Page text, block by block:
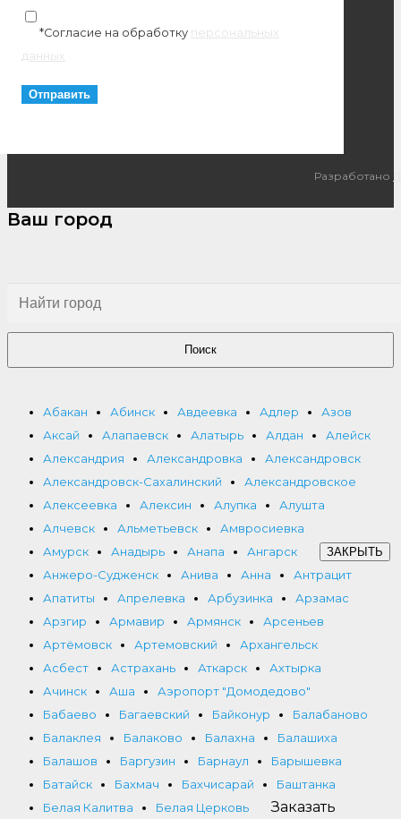
*Согласие на обработку персональных
данных
Разработано
Ваш город
Поиск
Абакан Абинск Авдеевка Адлер
Азов
Аксай
Алапаевск Алатырь Алдан
Алейск
Александрия
Александровка
Александровск
Александровск-Сахалинский
Александровское
Алексеевка
Алексин Алупка
Алушта
Алчевск
Альметьевск
Амвросиевка
Амурск
Анадырь Анапа
Ангарск
Анжеро-Судженск
Анива Анна
Антрацит
Апатиты
Апрелевка Арбузинка
Арзамас
Арзгир
Армавир Армянск
Арсеньев
Артёмовск
Артемовский
Архангельск
Асбест
Астрахань Аткарск
Ахтырка
Ачинск
Аша
Аэропорт "Домодедово"
Бабаево
Багаевский Байконур
Балабаново
Балаклея
Балаково Балахна
Балашиха
Балашов
Баргузин Барнаул
Барышевка
Батайск
Бахмач Бахчисарай
Баштанка
Белая Калитва
Белая Церковь
ЗАКРЫТЬ
Заказать